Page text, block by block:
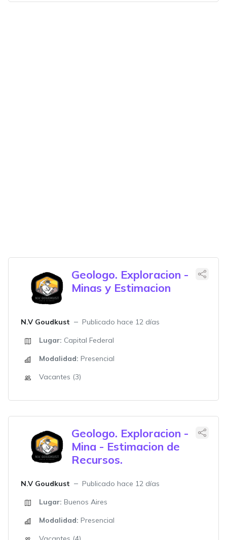
Geologo. Exploracion -
Minas y Estimacion
N.V Goudkust
Publicado hace 12 días
Lugar: Capital Federal
Modalidad: Presencial
Vacantes (3)
Geologo. Exploracion -
Mina - Estimacion de
Recursos.
N.V Goudkust
Publicado hace 12 días
Lugar: Buenos Aires
Modalidad: Presencial